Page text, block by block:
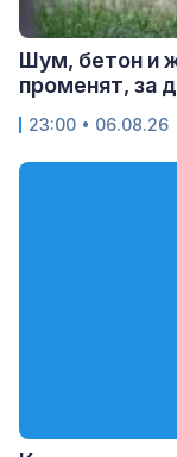
Шум, бетон и
променят, за
23:00 • 06.08.26